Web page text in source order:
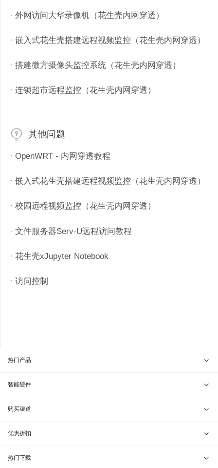
· 外网访问大华录像机（花生壳内网穿透）
· 嵌入式花生壳搭建远程视频监控（花生壳内网穿透）
· 搭建微方摄像头监控系统（花生壳内网穿透）
· 连锁超市远程监控（花生壳内网穿透）
其他问题
· OpenWRT - 内网穿透教程
· 嵌入式花生壳搭建远程视频监控（花生壳内网穿透）
· 校园远程视频监控（花生壳内网穿透）
· 文件服务器Serv-U远程访问教程
· 花生壳xJupyter Notebook
· 访问控制
热门产品
贝锐向日葵 · 远程控制
贝锐蒲公英 · 异地组网
贝锐花生壳 · 动态域名
贝锐洋葱头 · 协作无间
智能硬件
贝锐向日葵硬件
贝锐蒲公英硬件
贝锐花生壳硬件
购买渠道
天猫旗舰店
京东旗舰店
优惠折扣
兑换码通道
热门下载